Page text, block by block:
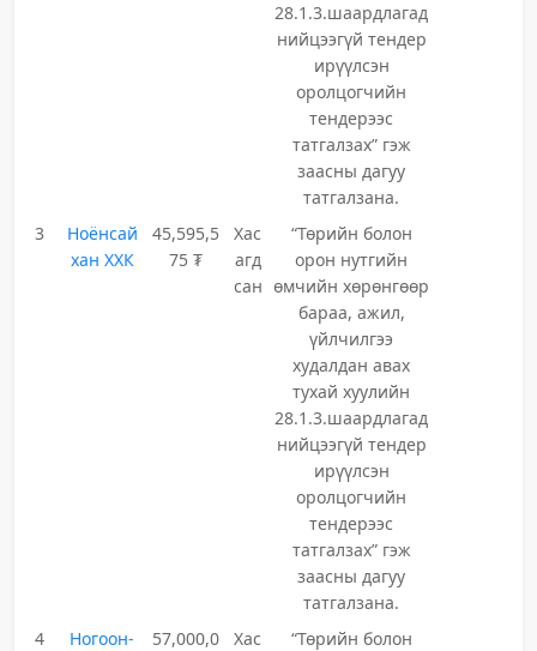
28.1.3.шаардлагад
нийцээгүй тендер
ирүүлсэн
оролцогчийн
тендерээс
татгалзах” гэж
заасны дагуу
татгалзана.
3
Ноёнсай
хан ХХК
45,595,5
75 ₮
Хас
агд
сан
“Төрийн болон
орон нутгийн
өмчийн хөрөнгөөр
бараа, ажил,
үйлчилгээ
худалдан авах
тухай хуулийн
28.1.3.шаардлагад
нийцээгүй тендер
ирүүлсэн
оролцогчийн
тендерээс
татгалзах” гэж
заасны дагуу
татгалзана.
4
Ногоон-
57,000,0
Хас
“Төрийн болон